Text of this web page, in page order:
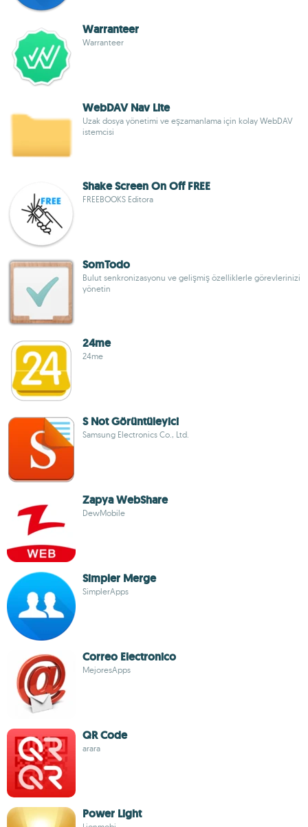
Warranteer
Warranteer
WebDAV Nav Lite
Uzak dosya yönetimi ve eşzamanlama için kolay WebDAV
istemcisi
Shake Screen On Off FREE
FREEBOOKS Editora
SomTodo
Bulut senkronizasyonu ve gelişmiş özelliklerle görevlerinizi
yönetin
24me
24me
S Not Görüntüleyici
Samsung Electronics Co., Ltd.
Zapya WebShare
DewMobile
Simpler Merge
SimplerApps
Correo Electronico
MejoresApps
QR Code
arara
Power Light